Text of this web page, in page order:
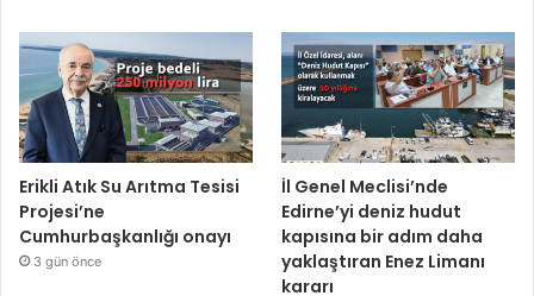
Erikli Atık Su Arıtma Tesisi
Projesi’ne
Cumhurbaşkanlığı onayı
3 gün önce
İl Genel Meclisi’nde
Edirne’yi deniz hudut
kapısına bir adım daha
yaklaştıran Enez Limanı
kararı